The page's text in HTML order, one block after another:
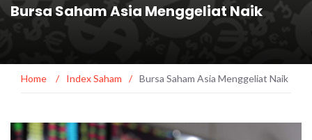
Bursa Saham Asia Menggeliat Naik
Home / Index Saham / Bursa Saham Asia Menggeliat Naik